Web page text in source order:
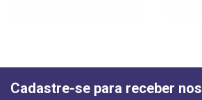
Cadastre-se para receber